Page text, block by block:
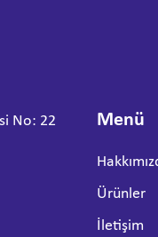
No: 22
Menü
Ürünler
İletişim